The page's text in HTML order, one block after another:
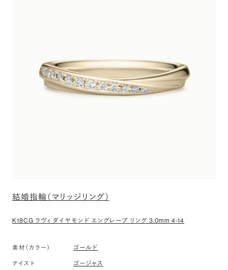
結婚指輪（マリッジリング）
K18CG ラヴィ ダイヤモンド エングレーブ リング 3.0mm 4-14
素材（カラー） ゴールド
テイスト ゴージャス